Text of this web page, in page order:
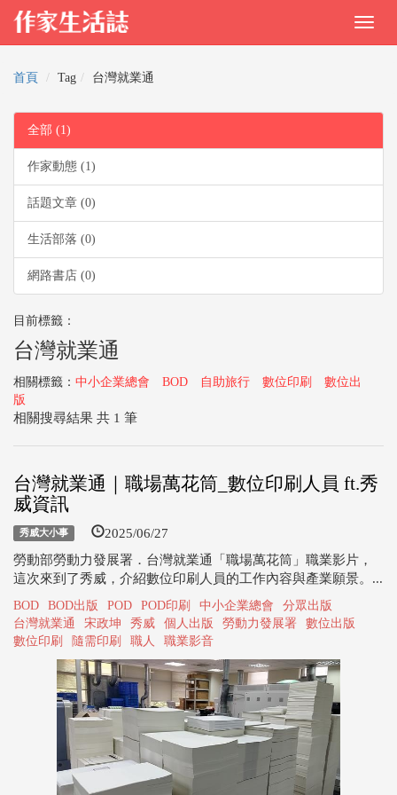
首頁 Tag 台灣就業通
全部 (1)
作家動態 (1)
話題文章 (0)
生活部落 (0)
網路書店 (0)
目前標籤：
台灣就業通
相關標籤： 中小企業總會 BOD 自助旅行 數位印刷
數位出
版
相關搜尋結果 共 1 筆
台灣就業通｜職場萬花筒_數位印刷人員 ft.秀
威資訊
秀威大小事 2025/06/27
勞動部勞動力發展署．台灣就業通「職場萬花筒」職業影片，
這次來到了秀威，介紹數位印刷人員的工作內容與產業願景。...
BOD BOD出版 POD POD印刷 中小企業總會
分眾出版
台灣就業通
宋政坤 秀威 個人出版 勞動力發展署
數位出版
數位印刷
隨需印刷 職人 職業影音